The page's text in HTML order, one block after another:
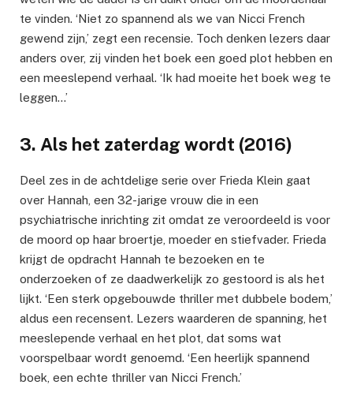
te vinden. ‘Niet zo spannend als we van Nicci French
gewend zijn,’ zegt een recensie. Toch denken lezers daar
anders over, zij vinden het boek een goed plot hebben en
een meeslepend verhaal. ‘Ik had moeite het boek weg te
leggen…’
3. Als het zaterdag wordt (2016)
Deel zes in de achtdelige serie over Frieda Klein gaat
over Hannah, een 32-jarige vrouw die in een
psychiatrische inrichting zit omdat ze veroordeeld is voor
de moord op haar broertje, moeder en stiefvader. Frieda
krijgt de opdracht Hannah te bezoeken en te
onderzoeken of ze daadwerkelijk zo gestoord is als het
lijkt. ‘Een sterk opgebouwde thriller met dubbele bodem,’
aldus een recensent. Lezers waarderen de spanning, het
meeslepende verhaal en het plot, dat soms wat
voorspelbaar wordt genoemd. ‘Een heerlijk spannend
boek, een echte thriller van Nicci French.’